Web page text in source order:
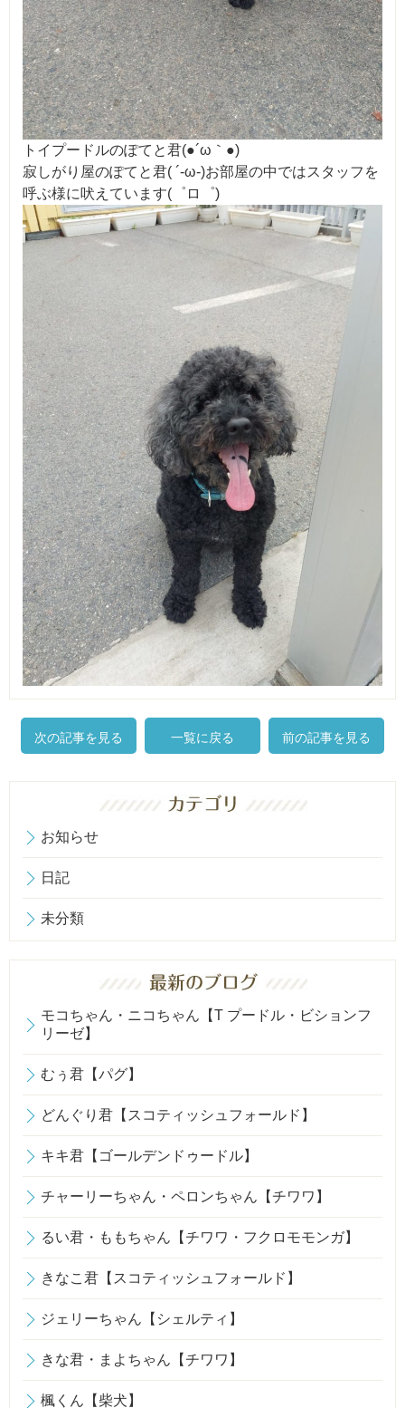
トイプードルのぽてと君(●´ω｀●)
寂しがり屋のぽてと君( ´-ω-)お部屋の中ではスタッフを
呼ぶ様に吠えています(゜ロ゜)
次の記事を見る 一覧に戻る 前の記事を見る
お知らせ
日記
未分類
モコちゃん・ニコちゃん【T プードル・ビションフ
リーゼ】
むぅ君【パグ】
どんぐり君【スコティッシュフォールド】
キキ君【ゴールデンドゥードル】
チャーリーちゃん・ペロンちゃん【チワワ】
るい君・ももちゃん【チワワ・フクロモモンガ】
きなこ君【スコティッシュフォールド】
ジェリーちゃん【シェルティ】
きな君・まよちゃん【チワワ】
楓くん【柴犬】